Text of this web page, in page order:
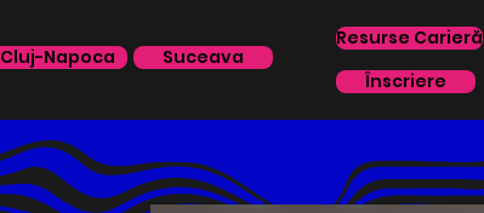
Cluj-Napoca Suceava
Resurse Carieră
Înscriere